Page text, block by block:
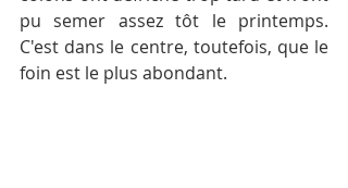
pu semer assez tôt le printemps.
C'est dans le centre, toutefois, que le
foin est le plus abondant.